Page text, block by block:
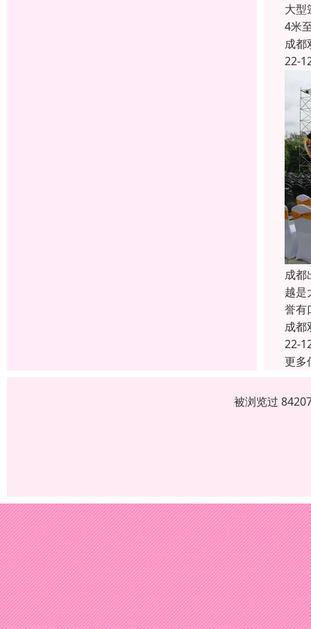
大型
4米
成都
22-
成都
越是
誉有
成都
22-
更多
被浏览过